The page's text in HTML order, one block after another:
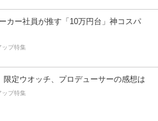
ーカー社員が推す「10万円台」神コスパ
ップ特集
限定ウオッチ、プロデューサーの感想は
ップ特集